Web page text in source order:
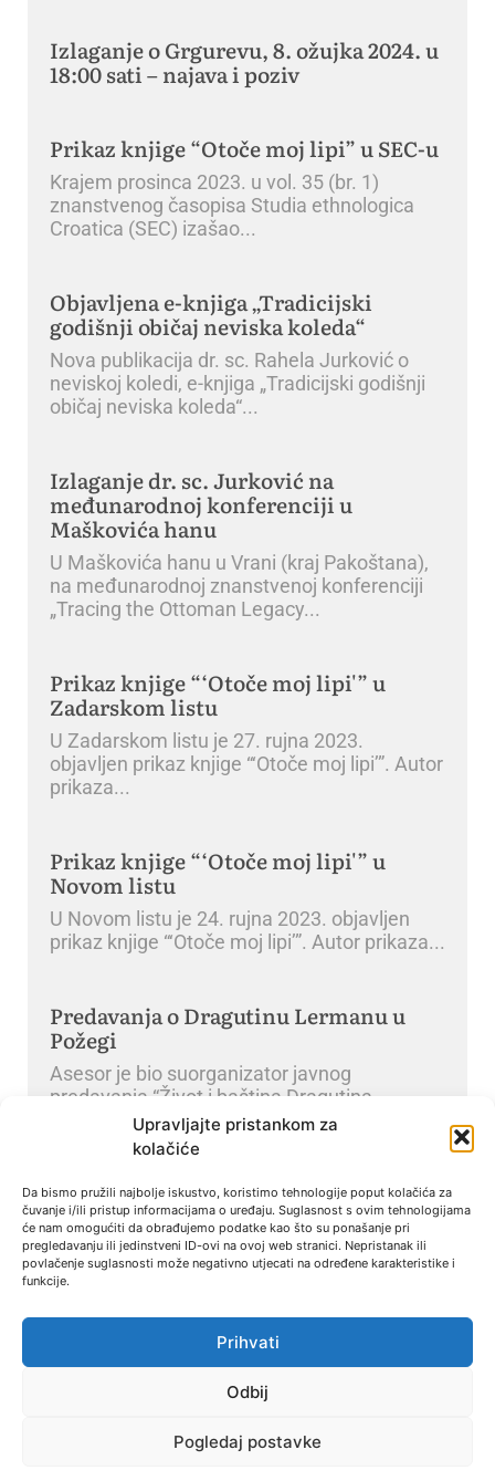
Upravljajte pristankom za
kolačiće
Da bismo pružili najbolje iskustvo, koristimo tehnologije poput kolačića za
čuvanje i/ili pristup informacijama o uređaju. Suglasnost s ovim tehnologijama
će nam omogućiti da obrađujemo podatke kao što su ponašanje pri
pregledavanju ili jedinstveni ID-ovi na ovoj web stranici. Nepristanak ili
povlačenje suglasnosti može negativno utjecati na određene karakteristike i
funkcije.
Prihvati
Odbij
Pogledaj postavke
Izlaganje o Grgurevu, 8. ožujka 2024. u
18:00 sati – najava i poziv
Prikaz knjige “Otoče moj lipi” u SEC-u
Krajem prosinca 2023. u vol. 35 (br. 1)
znanstvenog časopisa Studia ethnologica
Croatica (SEC) izašao
Objavljena e-knjiga „Tradicijski
godišnji običaj neviska koleda“
Nova publikacija dr. sc. Rahela Jurković o
neviskoj koledi, e-knjiga „Tradicijski godišnji
običaj neviska koleda“
Izlaganje dr. sc. Jurković na
međunarodnoj konferenciji u
Maškovića hanu
U Maškovića hanu u Vrani (kraj Pakoštana),
na međunarodnoj znanstvenoj konferenciji
„Tracing the Ottoman Legacy
Prikaz knjige “‘Otoče moj lipi'” u
Zadarskom listu
U Zadarskom listu je 27. rujna 2023.
objavljen prikaz knjige “‘Otoče moj lipi’”. Autor
prikaza
Prikaz knjige “‘Otoče moj lipi'” u
Novom listu
U Novom listu je 24. rujna 2023. objavljen
prikaz knjige “‘Otoče moj lipi’”. Autor prikaza
Predavanja o Dragutinu Lermanu u
Požegi
Asesor je bio suorganizator javnog
predavanja “Život i baština Dragutina
Lermana” koje je održao mag.
Objavljena knjiga “‘Otoče moj lipi'”
Iz tiska je izašla nova knjiga Rahele Jurković,
“‘Otoče moj lipi’”, koja iz kulturno-
antropološke istraživačke